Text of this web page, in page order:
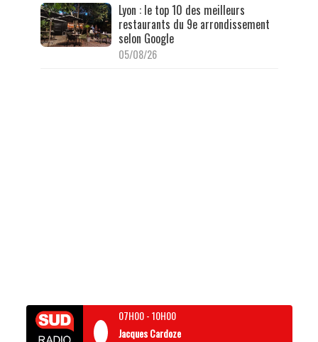
Lyon : le top 10 des meilleurs
restaurants du 9e arrondissement
selon Google
05/08/26
07H00-10H00
Jacques Cardoze